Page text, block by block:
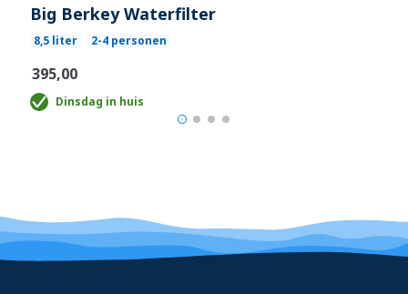
Big Berkey Waterfilter
8,5 liter 2-4 personen
€395,00
Dinsdag in huis